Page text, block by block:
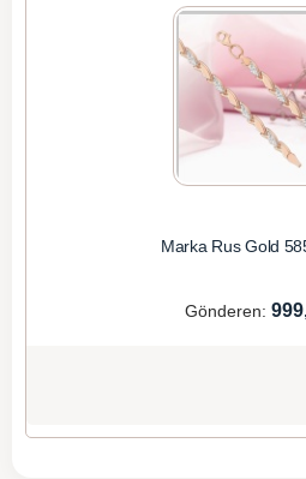
Marka Rus Gold
Gönderen: